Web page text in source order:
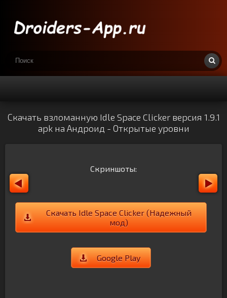
Скачать взломанную Idle Space Clicker версия 1.9.1
apk на Андроид - Открытые уровни
Скриншоты:
Скачать Idle Space Clicker (Надежный
мод)
Google Play